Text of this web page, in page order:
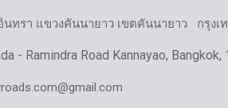
ทรา แขวงคันนายาว เขตคันนายาว กรุงเ
- Ramindra Road Kannayao, Bangkok,